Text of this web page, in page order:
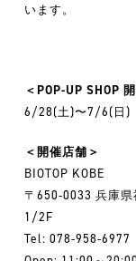
います。
＜POP-UP SHOP
6/28(土)〜7/6(日)
＜開催店舗＞
BIOTOP KOBE
〒650-0033 兵庫
1/2F
Tel: 078-958-6977